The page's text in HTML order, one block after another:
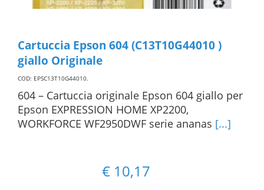
Cartuccia Epson 604 (C13T10G44010 )
giallo Originale
COD: EPSC13T10G44010.
604 – Cartuccia originale Epson 604 giallo per
Epson EXPRESSION HOME XP2200,
WORKFORCE WF2950DWF serie ananas [...]
€ 10,17